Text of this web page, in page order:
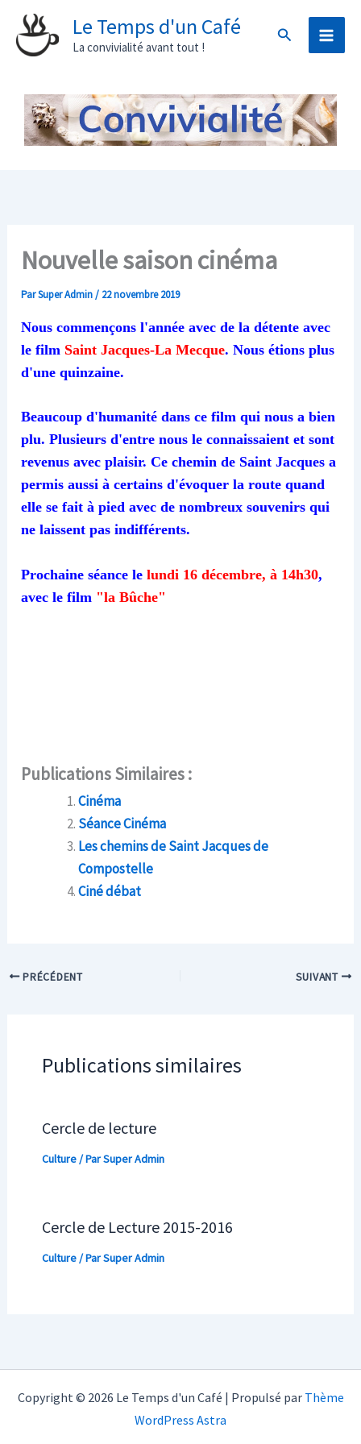
Aller
contenu
Le Temps d'un Café
La convivialité avant tout !
Rechercher
Nouvelle saison cinéma
ParSuper Admin/ 22 novembre 2019
Nous commençons l'année avec de la détente avec
le film Saint Jacques-La Mecque. Nous étions plus
d'une quinzaine.
Beaucoup d'humanité dans ce film qui nous a bien
plu. Plusieurs d'entre nous le connaissaient et sont
revenus avec plaisir. Ce chemin de Saint Jacques a
permis aussi à certains d'évoquer la route quand
elle se fait à pied avec de nombreux souvenirs qui
ne laissent pas indifférents.
Prochaine séance lelundi 16 décembre, à 14h30,
avec le film "la Bûche"
Publications Similaires :
Cinéma
Séance Cinéma
Les chemins de Saint Jacques de
Compostelle
Ciné débat
PRÉCÉDENT SUIVANT
Publications similaires
Cercle de lecture
Culture/ ParSuper Admin
Cercle de Lecture 2015-2016
Culture/ ParSuper Admin
Copyright © 2026 Le Temps d'un Café | Propulsé par Thème
WordPress Astra